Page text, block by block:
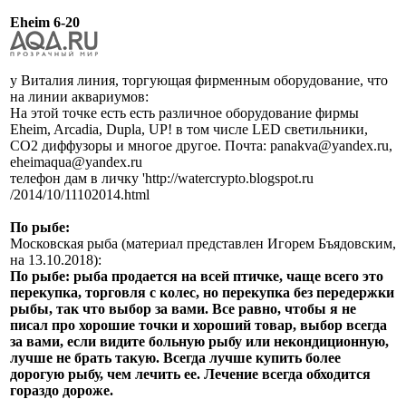
Eheim 6-20
у Виталия линия, торгующая фирменным оборудование, что
на линии аквариумов:
На этой точке есть есть различное оборудование фирмы
Eheim, Arcadia, Dupla, UP! в том числе LED светильники,
СО2 диффузоры и многое другое. Почта: panakva@yandex.ru,
eheimaqua@yandex.ru
телефон дам в личку 'http://watercrypto.blogspot.ru
/2014/10/11102014.html
По рыбе:
Московская рыба (материал представлен Игорем Бъядовским,
на 13.10.2018):
По рыбе: рыба продается на всей птичке, чаще всего это
перекупка, торговля с колес, но перекупка без передержки
рыбы, так что выбор за вами. Все равно, чтобы я не
писал про хорошие точки и хороший товар, выбор всегда
за вами, если видите больную рыбу или некондиционную,
лучше не брать такую. Всегда лучше купить более
дорогую рыбу, чем лечить ее. Лечение всегда обходится
гораздо дороже.